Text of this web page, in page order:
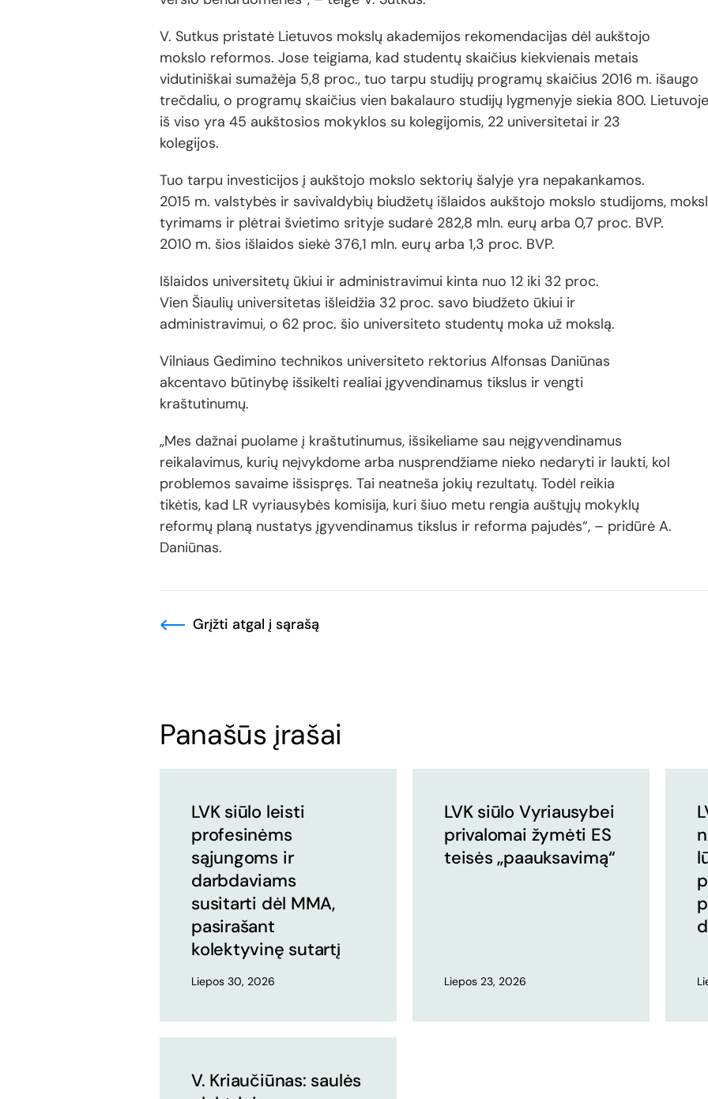
V. Sutkus pristatė Lietuvos mokslų akademijos rekomendacijas dėl aukštojo
mokslo reformos. Jose teigiama, kad studentų skaičius kiekvienais metais
vidutiniškai sumažėja 5,8 proc., tuo tarpu studijų programų skaičius 2016 m. išaugo
trečdaliu, o programų skaičius vien bakalauro studijų lygmenyje siekia 800. Lietuvoje
iš viso yra 45 aukštosios mokyklos su kolegijomis, 22 universitetai ir 23
kolegijos.
Tuo tarpu investicijos į aukštojo mokslo sektorių šalyje yra nepakankamos.
2015 m. valstybės ir savivaldybių biudžetų išlaidos aukštojo mokslo studijoms,
tyrimams ir plėtrai švietimo srityje sudarė 282,8 mln. eurų arba 0,7 proc. BVP.
2010 m. šios išlaidos siekė 376,1 mln. eurų arba 1,3 proc. BVP.
Išlaidos universitetų ūkiui ir administravimui kinta nuo 12 iki 32 proc.
Vien Šiaulių universitetas išleidžia 32 proc. savo biudžeto ūkiui ir
administravimui, o 62 proc. šio universiteto studentų moka už mokslą.
Vilniaus Gedimino technikos universiteto rektorius Alfonsas Daniūnas
akcentavo būtinybę išsikelti realiai įgyvendinamus tikslus ir vengti
kraštutinumų.
„Mes dažnai puolame į kraštutinumus, išsikeliame sau neįgyvendinamus
reikalavimus, kurių neįvykdome arba nusprendžiame nieko nedaryti ir laukti, kol
problemos savaime išsispręs. Tai neatneša jokių rezultatų. Todėl reikia
tikėtis, kad LR vyriausybės komisija, kuri šiuo metu rengia auštųjų mokyklų
reformų planą nustatys įgyvendinamus tikslus ir reforma pajudės“, – pridūrė A.
Daniūnas.
Grįžti atgal į sąrašą
Panašūs įrašai
LVK siūlo leisti
profesinėms
sąjungoms ir
darbdaviams
susitarti dėl MMA,
pasirašant
kolektyvinę sutartį
Liepos 30, 2026
LVK siūlo Vyriausybei
privalomai žymėti ES
teisės „paauksavimą“
Liepos 23, 2026
V. Kriaučiūnas: saulės